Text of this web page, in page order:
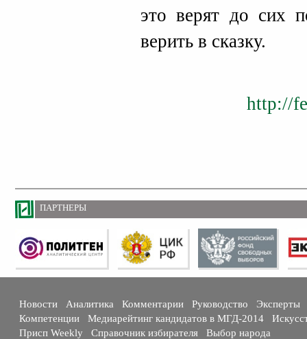
это верят до сих
верить в сказку.
http://
ПАРТНЕРЫ
Новости Аналитика Комментарии Руководство
Эксперты
Компетенции
Медиарейтинг кандидатов в МГД-2014
Присп Weekly
Справочник избирателя
Выбор народа